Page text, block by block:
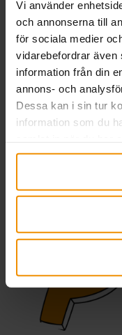
Vi använder
och annonserna till
för sociala medier
vidarebefordrar även
information från din
annons- och
Dessa kan i sin tur
information som du
Du som är jord-
med i SMÅA. Har
anställda i din
bli medlemmar